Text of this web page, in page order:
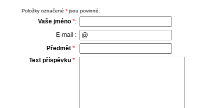
Položky označené * jsou povinné.
Vaše jméno *:
E-mail :
Předmět *:
Text příspěvku *: